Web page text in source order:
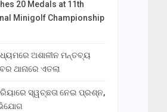
20 Medals at 11th
Minigolf Championship
ଅଶାଳୀନ ମନ୍ତବ୍ୟ
ଥାନାରେ ଏତଲା
ସ୍ୱଚ୍ଛତା ନେଇ ପ୍ରଶ୍ନ,